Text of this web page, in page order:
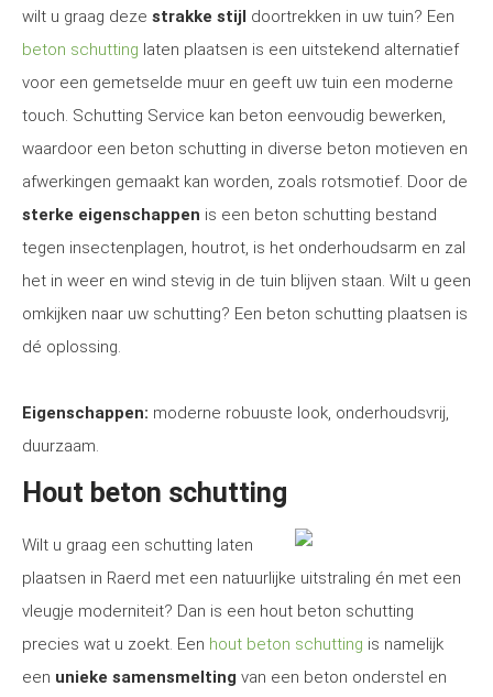
wilt u graag deze strakke stijl doortrekken in uw tuin? Een
beton schutting laten plaatsen is een uitstekend alternatief
voor een gemetselde muur en geeft uw tuin een moderne
touch. Schutting Service kan beton eenvoudig bewerken,
waardoor een beton schutting in diverse beton motieven en
afwerkingen gemaakt kan worden, zoals rotsmotief. Door de
sterke eigenschappen is een beton schutting bestand
tegen insectenplagen, houtrot, is het onderhoudsarm en zal
het in weer en wind stevig in de tuin blijven staan. Wilt u geen
omkijken naar uw schutting? Een beton schutting plaatsen is
dé oplossing.
Eigenschappen: moderne robuuste look, onderhoudsvrij,
duurzaam.
Hout beton schutting
Wilt u graag een schutting laten
plaatsen in Raerd met een natuurlijke uitstraling én met een
vleugje moderniteit? Dan is een hout beton schutting
precies wat u zoekt. Een hout beton schutting is namelijk
een unieke samensmelting van een beton onderstel en